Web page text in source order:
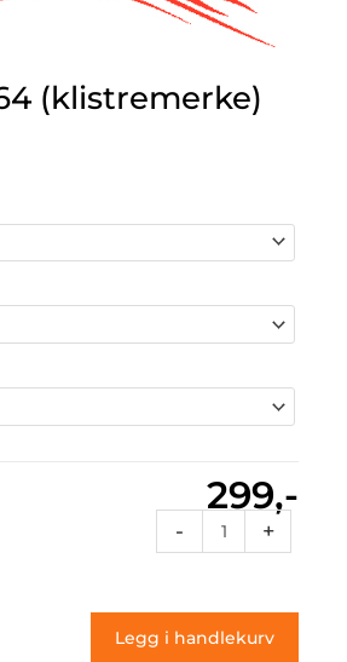
(klistremerke)
299,-
-
Exlusive
64
antall
+
Legg i handlekurv